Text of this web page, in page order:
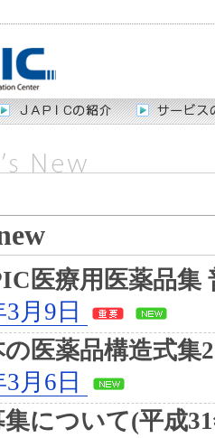
医療用医薬品集
月9日
の医薬品構造式集
月6日
集について(平成